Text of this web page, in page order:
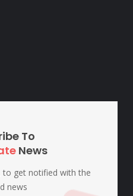
To
News
to get notified with the
news